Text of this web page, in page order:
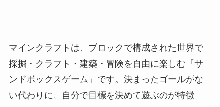
マインクラフトは、ブロックで構成された世界で
採掘・クラフト・建築・冒険を自由に楽しむ「サ
ンドボックスゲーム」です。決まったゴールがな
い代わりに、自分で目標を決めて遊ぶのが特徴